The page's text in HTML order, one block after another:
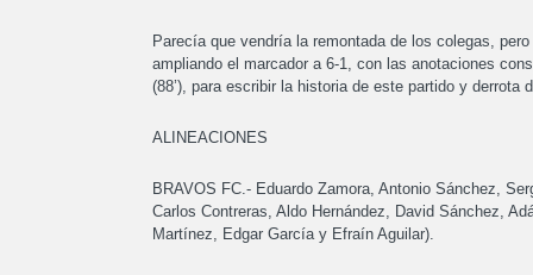
Parecía que vendría la remontada de los colegas,
ampliando el marcador a 6-1, con las anotaciones
(88’), para escribir la historia de este partido y
ALINEACIONES
BRAVOS FC.- Eduardo Zamora, Antonio Sánchez,
Carlos Contreras, Aldo Hernández, David Sánchez,
Martínez, Edgar García y Efraín Aguilar).